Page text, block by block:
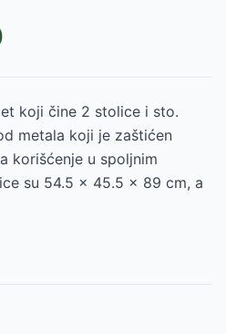
koji čine 2 stolice i sto.
metala koji je zaštićen
korišćenje u spoljnim
su 54.5 x 45.5 x 89 cm, a